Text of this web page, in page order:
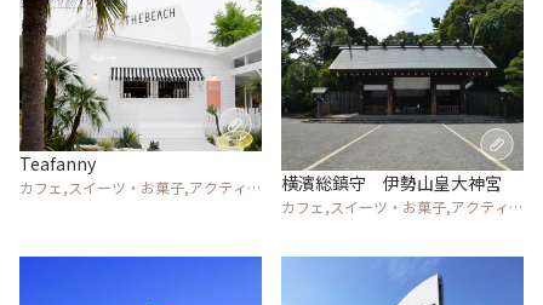
Teafanny
カフェ,スイーツ・お菓子,アクティビ
横濱総鎮守 伊勢山皇大神宮
カフェ,スイーツ・お菓子,アクティビ